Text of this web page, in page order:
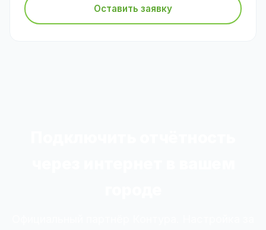
Оставить заявку